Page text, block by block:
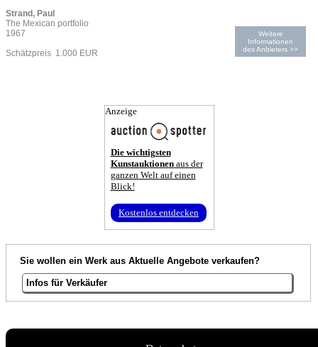
Strand, Paul
The Mexican portfolio
1967
Schätzpreis 1.000 EUR
Weitere
Informationen
des Anbieters >>
Anzeige
Die wichtigsten
Kunstauktionenaus der
ganzen Welt auf einen
Blick!
Kostenlos entdecken
Sie wollen ein Werk aus Aktuelle Angebote verkaufen?
Infos für Verkäufer